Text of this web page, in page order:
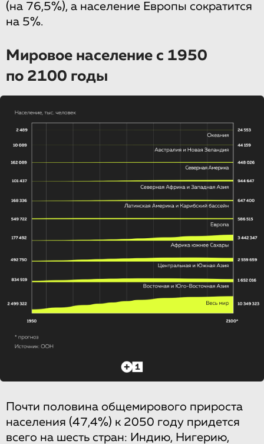
(на 76,5%), а население Европы сократится
на 5%.
Мировое население с 1950
по 2100 годы
Почти половина общемирового прироста
населения (47,4%) к 2050 году придется
всего на шесть стран: Индию, Нигерию,